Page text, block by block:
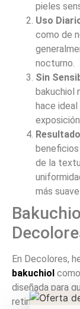
pieles
Uso
como de
nocturno.
Sin
bakuchiol
hace ideal
de la
más
En Decolores,
bakuchiol
diseñada para
retinol. Nuestra